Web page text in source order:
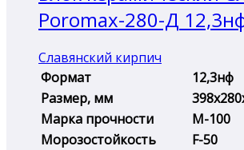
Poromax-280-Д
Славянский кирпич
Формат
12,3нф
Размер, мм
Марка прочности
М-100
Морозостойкость
F-50